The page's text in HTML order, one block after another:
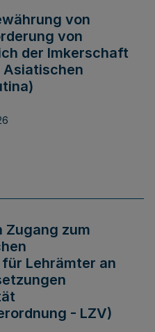
von
von
der Imkerschaft
Asiatischen
Zugang zum
Lehrämter an
- LZV)